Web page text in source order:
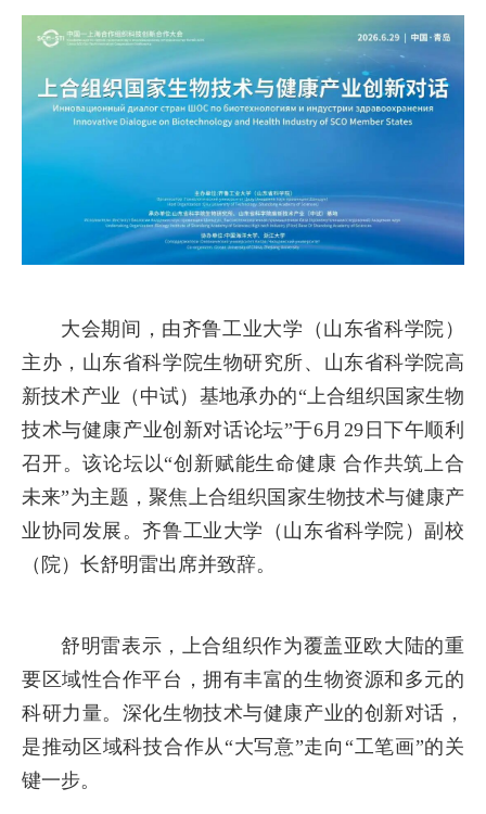
大会期间，由齐鲁工业大学（山东省科学院）
主办，山东省科学院生物研究所、山东省科学院高
新技术产业（中试）基地承办的“上合组织国家生物
技术与健康产业创新对话论坛”于6月29日下午顺利
召开。该论坛以“创新赋能生命健康 合作共筑上合
未来”为主题，聚焦上合组织国家生物技术与健康产
业协同发展。齐鲁工业大学（山东省科学院）副校
（院）长舒明雷出席并致辞。
舒明雷表示，上合组织作为覆盖亚欧大陆的重
要区域性合作平台，拥有丰富的生物资源和多元的
科研力量。深化生物技术与健康产业的创新对话，
是推动区域科技合作从“大写意”走向“工笔画”的关
键一步。